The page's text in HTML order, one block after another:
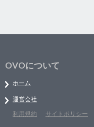
OVOについて
ホーム
運営会社
利用規約
サイトポリシー